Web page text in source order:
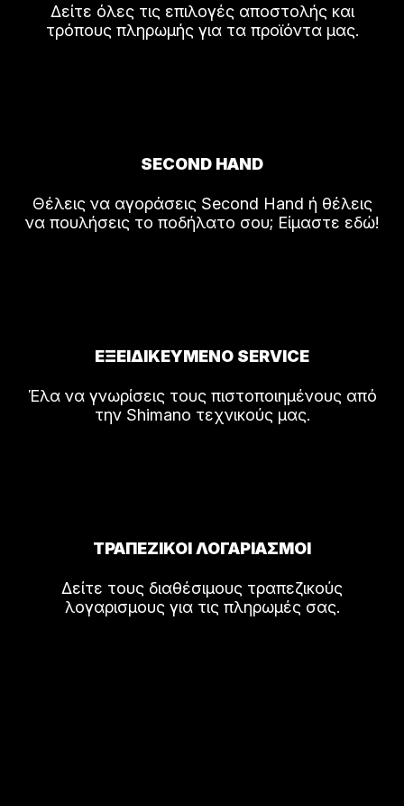
Δείτε όλες τις επιλογές αποστολής και
τρόπους πληρωμής για τα προϊόντα μας.
SECOND HAND
Θέλεις να αγοράσεις Second Hand ή θέλεις
να πουλήσεις το ποδήλατο σου; Είμαστε εδώ!
ΕΞΕΙΔΙΚΕΥΜΕΝΟ SERVICE
Έλα να γνωρίσεις τους πιστοποιημένους από
την Shimano τεχνικούς μας.
ΤΡΑΠΕΖΙΚΟΙ ΛΟΓΑΡΙΑΣΜΟΙ
Δείτε τους διαθέσιμους τραπεζικούς
λογαρισμους για τις πληρωμές σας.